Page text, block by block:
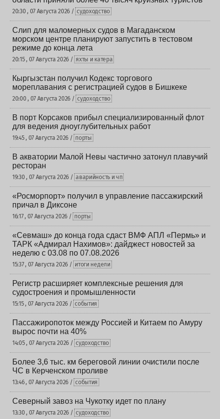
20:30 , 07 Августа 2026 / судоходство
Слип для маломерных судов в Магаданском
морском центре планируют запустить в тестовом
режиме до конца лета
20:15 , 07 Августа 2026 / яхты и катера
Кыргызстан получил Кодекс торгового
мореплавания с регистрацией судов в Бишкеке
20:00 , 07 Августа 2026 / судоходство
В порт Корсаков прибыл специализированный флот
для ведения дноуглубительных работ
19:45 , 07 Августа 2026 / порты
В акватории Малой Невы частично затонул плавучий
ресторан
19:30 , 07 Августа 2026 / аварийность и чп
«Росморпорт» получил в управление пассажирский
причал в Диксоне
16:17 , 07 Августа 2026 / порты
«Севмаш» до конца года сдаст ВМФ АПЛ «Пермь» и
ТАРК «Адмирал Нахимов»: дайджест новостей за
неделю с 03.08 по 07.08.2026
15:37 , 07 Августа 2026 / итоги недели
Регистр расширяет комплексные решения для
судостроения и промышленности
15:15 , 07 Августа 2026 / события
Пассажиропоток между Россией и Китаем по Амуру
вырос почти на 40%
14:05 , 07 Августа 2026 / судоходство
Более 3,6 тыс. км береговой линии очистили после
ЧС в Керченском проливе
13:46 , 07 Августа 2026 / события
Северный завоз на Чукотку идет по плану
13:30 , 07 Августа 2026 / судоходство